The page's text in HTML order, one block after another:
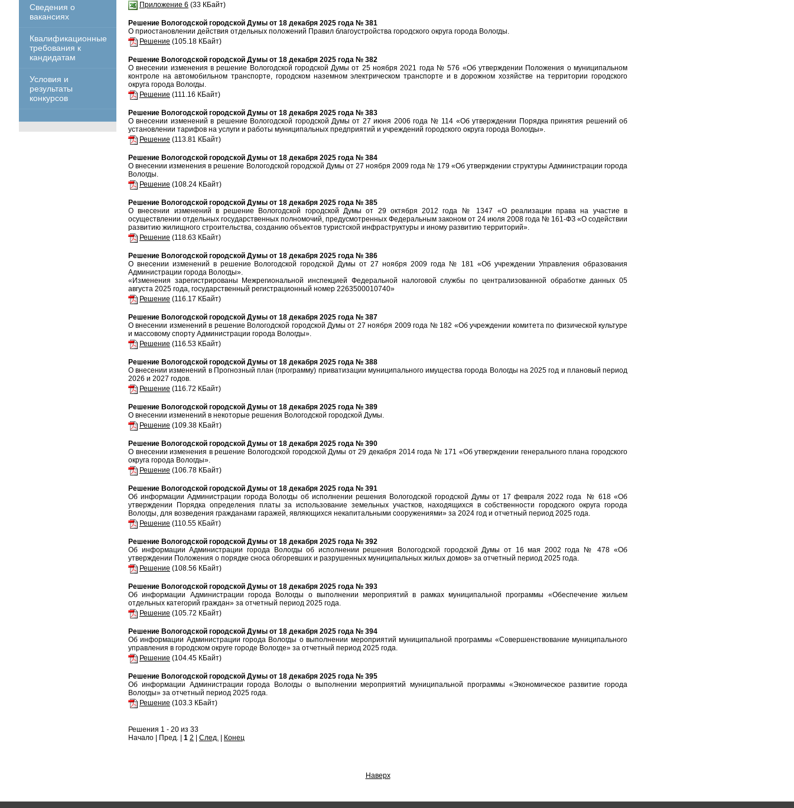
Сведения о
вакансиях
Квалификационные
требования к
кандидатам
Условия и
результаты
конкурсов
Приложение 6 (33 КБайт)
Решение Вологодской городской Думы от 18 декабря 2025 года № 381
О приостановлении действия отдельных положений Правил благоустройства городского округа города Вологды.
Решение (105.18 КБайт)
Решение Вологодской городской Думы от 18 декабря 2025 года № 382
О внесении изменения в решение Вологодской городской Думы от 25 ноября 2021 года № 576 «Об утверждении Положения о муниципальном
контроле на автомобильном транспорте, городском наземном электрическом транспорте и в дорожном хозяйстве на территории городского
округа города Вологды.
Решение (111.16 КБайт)
Решение Вологодской городской Думы от 18 декабря 2025 года № 383
О внесении изменений в решение Вологодской городской Думы от 27 июня 2006 года № 114 «Об утверждении Порядка принятия решений об
установлении тарифов на услуги и работы муниципальных предприятий и учреждений городского округа города Вологды».
Решение (113.81 КБайт)
Решение Вологодской городской Думы от 18 декабря 2025 года № 384
О внесении изменения в решение Вологодской городской Думы от 27 ноября 2009 года № 179 «Об утверждении структуры Администрации города
Вологды.
Решение (108.24 КБайт)
Решение Вологодской городской Думы от 18 декабря 2025 года № 385
О внесении изменений в решение Вологодской городской Думы от 29 октября 2012 года № 1347 «О реализации права на участие в
осуществлении отдельных государственных полномочий, предусмотренных Федеральным законом от 24 июля 2008 года № 161-ФЗ «О содействии
развитию жилищного строительства, созданию объектов туристской инфраструктуры и иному развитию территорий».
Решение (118.63 КБайт)
Решение Вологодской городской Думы от 18 декабря 2025 года № 386
О внесении изменений в решение Вологодской городской Думы от 27 ноября 2009 года № 181 «Об учреждении Управления образования
Администрации города Вологды».
«Изменения зарегистрированы Межрегиональной инспекцией Федеральной налоговой службы по централизованной обработке данных 05
августа 2025 года, государственный регистрационный номер 2263500010740»
Решение (116.17 КБайт)
Решение Вологодской городской Думы от 18 декабря 2025 года № 387
О внесении изменений в решение Вологодской городской Думы от 27 ноября 2009 года № 182 «Об учреждении комитета по физической культуре
и массовому спорту Администрации города Вологды».
Решение (116.53 КБайт)
Решение Вологодской городской Думы от 18 декабря 2025 года № 388
О внесении изменений в Прогнозный план (программу) приватизации муниципального имущества города Вологды на 2025 год и плановый период
2026 и 2027 годов.
Решение (116.72 КБайт)
Решение Вологодской городской Думы от 18 декабря 2025 года № 389
О внесении изменений в некоторые решения Вологодской городской Думы.
Решение (109.38 КБайт)
Решение Вологодской городской Думы от 18 декабря 2025 года № 390
О внесении изменения в решение Вологодской городской Думы от 29 декабря 2014 года № 171 «Об утверждении генерального плана городского
округа города Вологды».
Решение (106.78 КБайт)
Решение Вологодской городской Думы от 18 декабря 2025 года № 391
Об информации Администрации города Вологды об исполнении решения Вологодской городской Думы от 17 февраля 2022 года № 618 «Об
утверждении Порядка определения платы за использование земельных участков, находящихся в собственности городского округа города
Вологды, для возведения гражданами гаражей, являющихся некапитальными сооружениями» за 2024 год и отчетный период 2025 года.
Решение (110.55 КБайт)
Решение Вологодской городской Думы от 18 декабря 2025 года № 392
Об информации Администрации города Вологды об исполнении решения Вологодской городской Думы от 16 мая 2002 года № 478 «Об
утверждении Положения о порядке сноса обгоревших и разрушенных муниципальных жилых домов» за отчетный период 2025 года.
Решение (108.56 КБайт)
Решение Вологодской городской Думы от 18 декабря 2025 года № 393
Об информации Администрации города Вологды о выполнении мероприятий в рамках муниципальной программы «Обеспечение жильем
отдельных категорий граждан» за отчетный период 2025 года.
Решение (105.72 КБайт)
Решение Вологодской городской Думы от 18 декабря 2025 года № 394
Об информации Администрации города Вологды о выполнении мероприятий муниципальной программы «Совершенствование муниципального
управления в городском округе городе Вологде» за отчетный период 2025 года.
Решение (104.45 КБайт)
Решение Вологодской городской Думы от 18 декабря 2025 года № 395
Об информации Администрации города Вологды о выполнении мероприятий муниципальной программы «Экономическое развитие города
Вологды» за отчетный период 2025 года.
Решение (103.3 КБайт)
Решения 1 - 20 из 33
Начало | Пред. | 1 2 След. Конец
Наверх